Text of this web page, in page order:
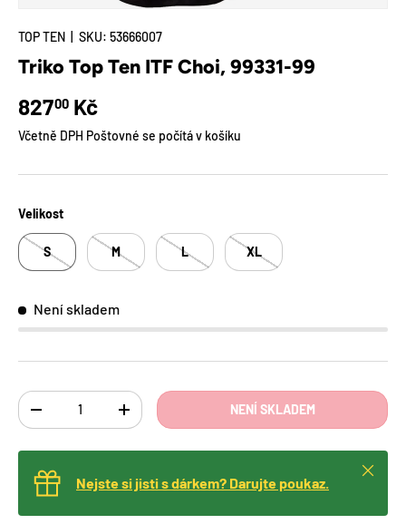
TOP TEN SKU: 53666007
Triko Top Ten ITF Choi, 99331-99
Běžná cena
82700 Kč
Včetně DPH Poštovné se počítá v košíku
Velikost
S M L XL
Není skladem
Ks
TRANSLATION MISSING: CS.CART.ITEMS.DECREASE_QUANTITY
TRANSLATION MISSING:NENÍ SKLADEM
Nejste si jisti s dárkem? Darujte poukaz.
Zavřít